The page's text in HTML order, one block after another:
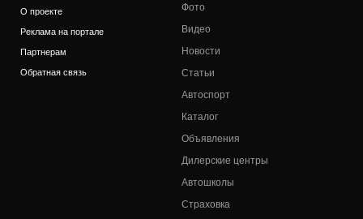
О проекте
Реклама на портале
Партнерам
Обратная связь
Фото
Видео
Новости
Статьи
Автоспорт
Каталог
Объявления
Дилерские центры
Автошколы
Страховка